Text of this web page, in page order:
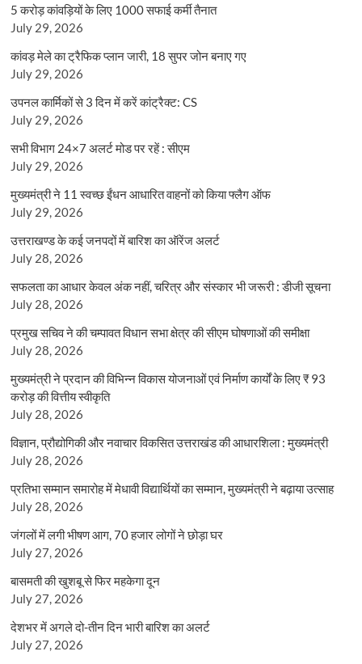
5 करोड़ कांवड़ियों के लिए 1000 सफाई कर्मी तैनात
July 29, 2026
कांवड़ मेले का ट्रैफिक प्लान जारी, 18 सुपर जोन बनाए गए
July 29, 2026
उपनल कार्मिकों से 3 दिन में करें कांट्रैक्ट: CS
July 29, 2026
सभी विभाग 24×7 अलर्ट मोड पर रहें : सीएम
July 29, 2026
मुख्यमंत्री ने 11 स्वच्छ ईंधन आधारित वाहनों को किया फ्लैग ऑफ
July 29, 2026
उत्तराखण्ड के कई जनपदों में बारिश का ऑरेंज अलर्ट
July 28, 2026
सफलता का आधार केवल अंक नहीं, चरित्र और संस्कार भी जरूरी : डीजी सूचना
July 28, 2026
प्रमुख सचिव ने की चम्पावत विधान सभा क्षेत्र की सीएम घोषणाओं की समीक्षा
July 28, 2026
मुख्यमंत्री ने प्रदान की विभिन्न विकास योजनाओं एवं निर्माण कार्यों के लिए ₹ 93
करोड़ की वित्तीय स्वीकृति
July 28, 2026
विज्ञान, प्रौद्योगिकी और नवाचार विकसित उत्तराखंड की आधारशिला : मुख्यमंत्री
July 28, 2026
प्रतिभा सम्मान समारोह में मेधावी विद्यार्थियों का सम्मान, मुख्यमंत्री ने बढ़ाया उत्साह
July 28, 2026
जंगलों में लगी भीषण आग, 70 हजार लोगों ने छोड़ा घर
July 27, 2026
बासमती की खुशबू से फिर महकेगा दून
July 27, 2026
देशभर में अगले दो-तीन दिन भारी बारिश का अलर्ट
July 27, 2026